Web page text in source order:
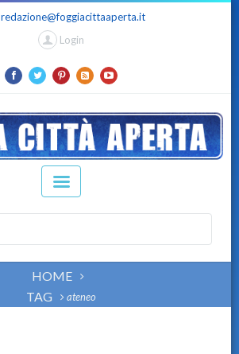
redazione@foggiacittaaperta.it
Login
HOME
TAG
ateneo